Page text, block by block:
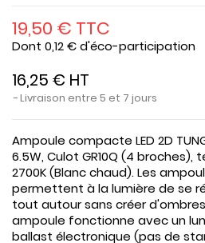
19,50 € TTC
Dont 0,12 € d'éco-participation
16,25 € HT
Livraison entre 5 et 7 jours
Ampoule compacte LED 2D
6.5W, Culot GR10Q (4
2700K (Blanc chaud). Les
permettent à la lumière de se
tout autour sans créer
ampoule fonctionne avec un
ballast électronique (pas de